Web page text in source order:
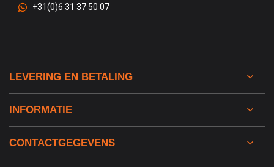
+31(0)6 31 37 50 07
LEVERING EN BETALING
INFORMATIE
CONTACTGEGEVENS